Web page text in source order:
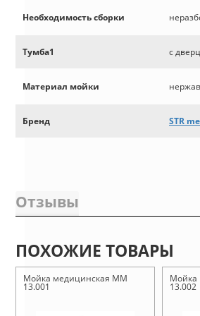
Необходимость сборки
Тумба1 с
Материал мойки
Бренд STR
Отзывы
ПОХОЖИЕ ТОВАРЫ
Мойка медицинская ММ
13.001
Мойка
13.002